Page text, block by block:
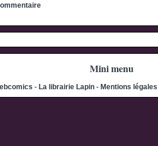
Mini menu
- La librairie Lapin - Mentions